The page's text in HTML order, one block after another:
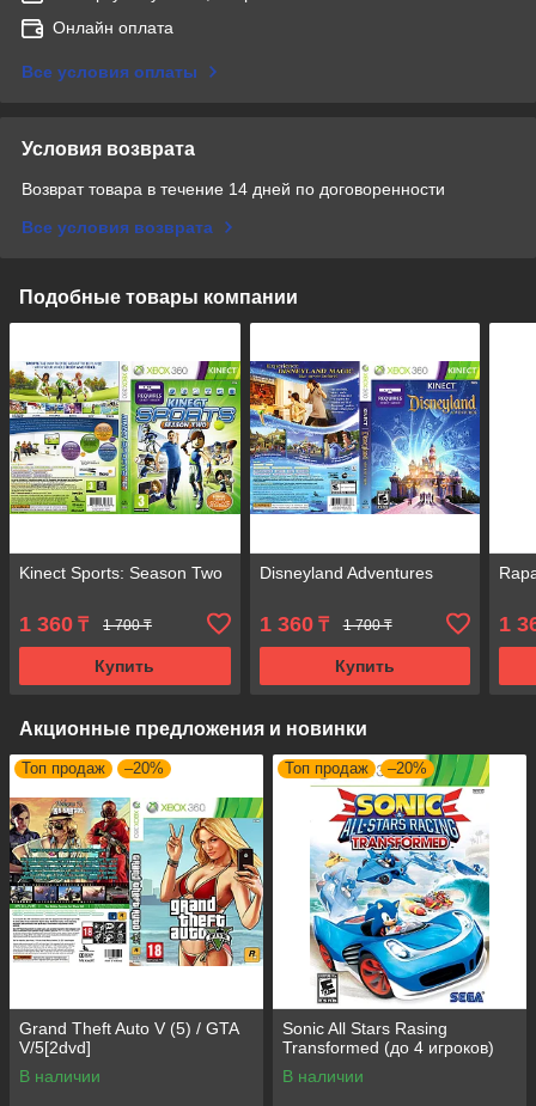
Онлайн оплата
Все условия оплаты
Условия возврата
Возврат товара в течение 14 дней по договоренности
Все условия возврата
Подобные товары компании
Kinect Sports: Season Two
1 360 ₸ 1 700 ₸
Купить
Disneyland Adventures
1 360₸ 1 700 ₸
Купить
1
Акционные предложения и новинки
Топ продаж –20%
Grand Theft Auto V (5) / GTA
V/5[2dvd]
В наличии
Топ продаж –20%
Sonic All Stars Rasing
Transformed (до 4 игроков)
В наличии